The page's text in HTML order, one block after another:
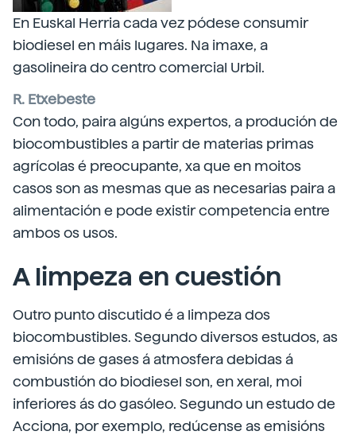
En Euskal Herria cada vez pódese consumir
biodiesel en máis lugares. Na imaxe, a
gasolineira do centro comercial Urbil.
R. Etxebeste
Con todo, paira algúns expertos, a produción de
biocombustibles a partir de materias primas
agrícolas é preocupante, xa que en moitos
casos son as mesmas que as necesarias paira a
alimentación e pode existir competencia entre
ambos os usos.
A limpeza en cuestión
Outro punto discutido é a limpeza dos
biocombustibles. Segundo diversos estudos, as
emisións de gases á atmosfera debidas á
combustión do biodiesel son, en xeral, moi
inferiores ás do gasóleo. Segundo un estudo de
Acciona, por exemplo, redúcense as emisións